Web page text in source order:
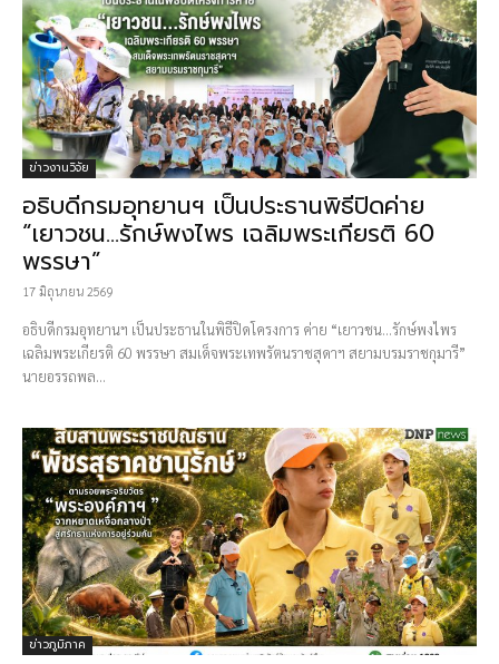
ข่าวงานวิจัย
อธิบดีกรมอุทยานฯ เป็นประธานพิธีปิดค่าย
“เยาวชน…รักษ์พงไพร เฉลิมพระเกียรติ 60
พรรษา”
17 มิถุนายน 2569
อธิบดีกรมอุทยานฯ เป็นประธานในพิธีปิดโครงการ ค่าย “เยาวชน...รักษ์พงไพร
เฉลิมพระเกียรติ 60 พรรษา สมเด็จพระเทพรัตนราชสุดาฯ สยามบรมราชกุมารี”
นายอรรถพล...
ข่าวภูมิภาค